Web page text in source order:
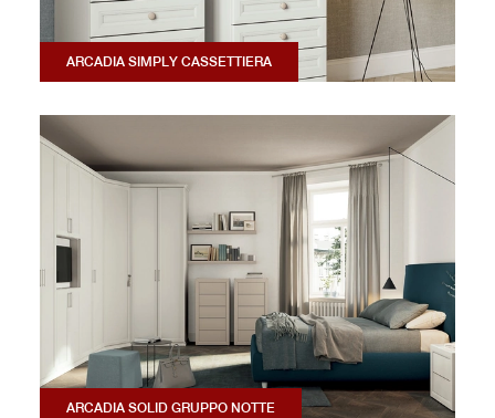
ARCADIA SIMPLY CASSETTIERA
ARCADIA SOLID GRUPPO NOTTE